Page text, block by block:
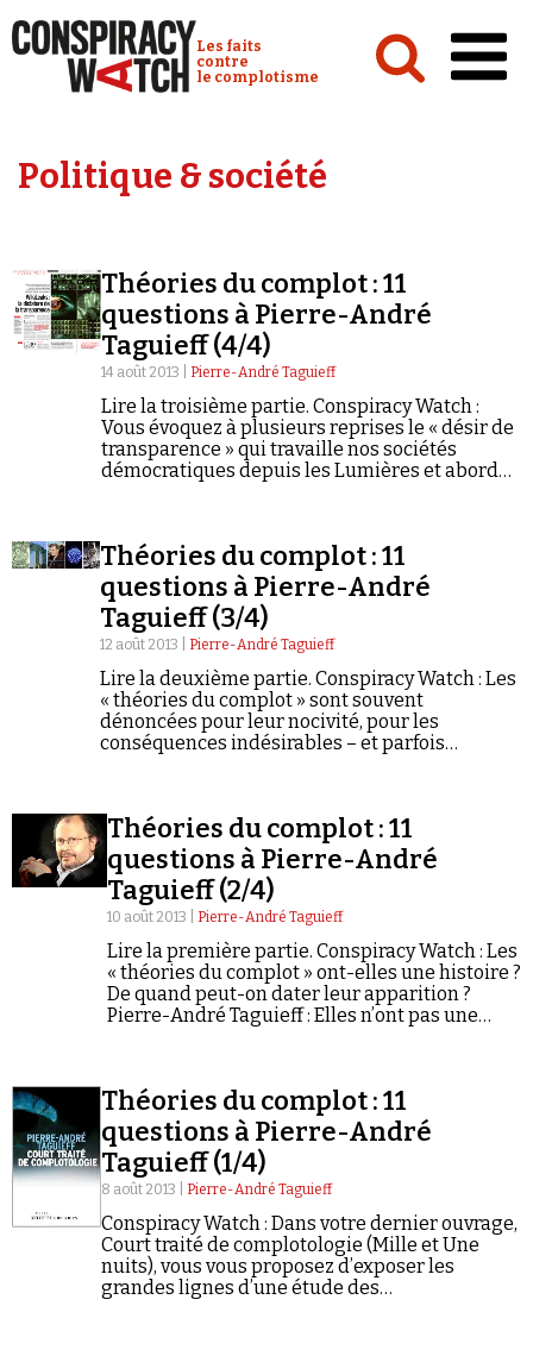
Conspiracy Watch :
Les faits
contre
le complotisme
Analyses
Vidéos
Émissions
Revues de presse
Faire un don
Demander à Vera
Politique & société
Théories du complot : 11
questions à Pierre-André
Taguieff (4/4)
14 août 2013 | Pierre-André Taguieff
Lire la troisième partie. Conspiracy Watch :
Vous évoquez à plusieurs reprises le « désir de
transparence » qui travaille nos sociétés
démocratiques depuis les Lumières et abordez
Théories du complot : 11
questions à Pierre-André
Taguieff (3/4)
12 août 2013 | Pierre-André Taguieff
Lire la deuxième partie. Conspiracy Watch : Les
« théories du complot » sont souvent
dénoncées pour leur nocivité, pour les
conséquences indésirables – et parfois
Théories du complot : 11
questions à Pierre-André
Taguieff (2/4)
10 août 2013 | Pierre-André Taguieff
Lire la première partie. Conspiracy Watch : Les
« théories du complot » ont-elles une histoire ?
De quand peut-on dater leur apparition ?
Pierre-André Taguieff : Elles n’ont pas une
Théories du complot : 11
questions à Pierre-André
Taguieff (1/4)
8 août 2013 | Pierre-André Taguieff
Conspiracy Watch : Dans votre dernier ouvrage,
Court traité de complotologie (Mille et Une
nuits), vous vous proposez d’exposer les
grandes lignes d’une étude des